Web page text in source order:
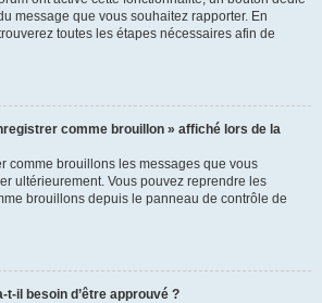
message que vous souhaitez rapporter. En
toutes les étapes nécessaires afin de
comme brouillon » affiché lors de la
comme brouillons les messages que vous
ultérieurement. Vous pouvez reprendre les
brouillons depuis le panneau de contrôle de
t-il besoin d’être approuvé ?